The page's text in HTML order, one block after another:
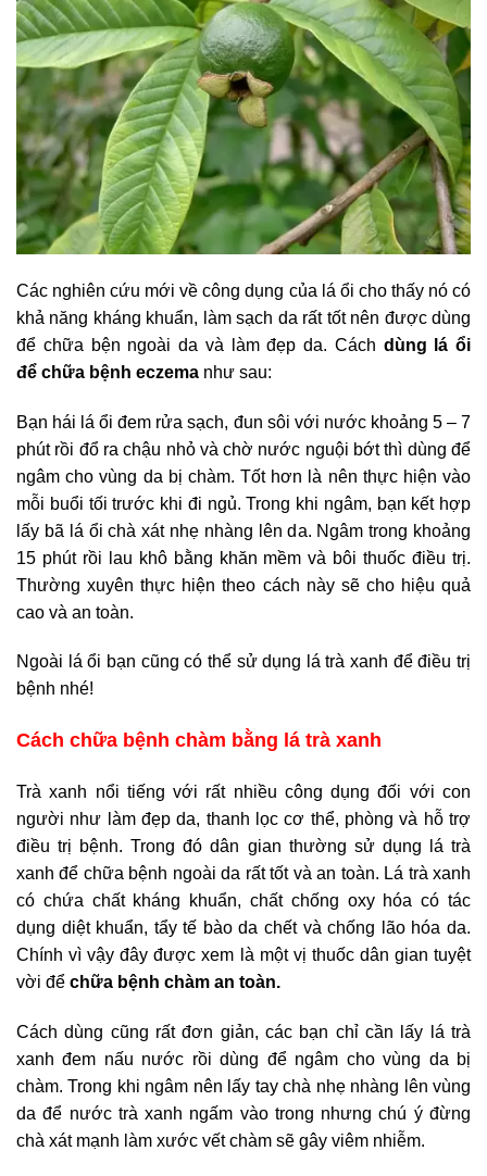
Các nghiên cứu mới về công dụng của lá ổi cho thấy nó có
khả năng kháng khuẩn, làm sạch da rất tốt nên được dùng
để chữa bện ngoài da và làm đẹp da. Cách dùng lá ổi
để chữa bệnh eczema như sau:
Bạn hái lá ổi đem rửa sạch, đun sôi với nước khoảng 5 – 7
phút rồi đổ ra chậu nhỏ và chờ nước nguội bớt thì dùng để
ngâm cho vùng da bị chàm. Tốt hơn là nên thực hiện vào
mỗi buổi tối trước khi đi ngủ. Trong khi ngâm, bạn kết hợp
lấy bã lá ổi chà xát nhẹ nhàng lên da. Ngâm trong khoảng
15 phút rồi lau khô bằng khăn mềm và bôi thuốc điều trị.
Thường xuyên thực hiện theo cách này sẽ cho hiệu quả
cao và an toàn.
Ngoài lá ổi bạn cũng có thể sử dụng lá trà xanh để điều trị
bệnh nhé!
Cách chữa bệnh chàm bằng lá trà xanh
Trà xanh nổi tiếng với rất nhiều công dụng đối với con
người như làm đẹp da, thanh lọc cơ thể, phòng và hỗ trợ
điều trị bệnh. Trong đó dân gian thường sử dụng lá trà
xanh để chữa bệnh ngoài da rất tốt và an toàn. Lá trà xanh
có chứa chất kháng khuẩn, chất chống oxy hóa có tác
dụng diệt khuẩn, tẩy tế bào da chết và chống lão hóa da.
Chính vì vậy đây được xem là một vị thuốc dân gian tuyệt
vời để chữa bệnh chàm an toàn.
Cách dùng cũng rất đơn giản, các bạn chỉ cần lấy lá trà
xanh đem nấu nước rồi dùng để ngâm cho vùng da bị
chàm. Trong khi ngâm nên lấy tay chà nhẹ nhàng lên vùng
da để nước trà xanh ngấm vào trong nhưng chú ý đừng
chà xát mạnh làm xước vết chàm sẽ gây viêm nhiễm.